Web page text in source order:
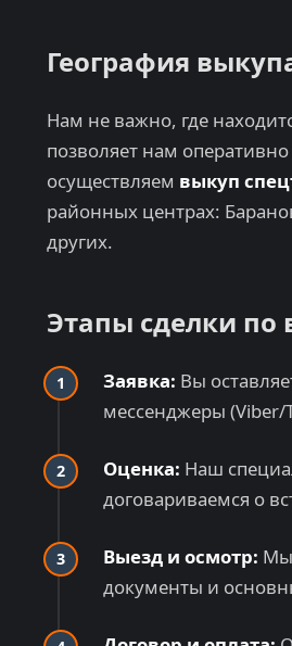
География
Нам не важно, где
позволяет нам
осуществляем выкуп
районных центрах:
других.
Этапы сделки по
Заявка: Вы
мессенджеры (Viber/
Оценка: Наш
договариваемся о
Выезд и осмотр: Мы
документы и